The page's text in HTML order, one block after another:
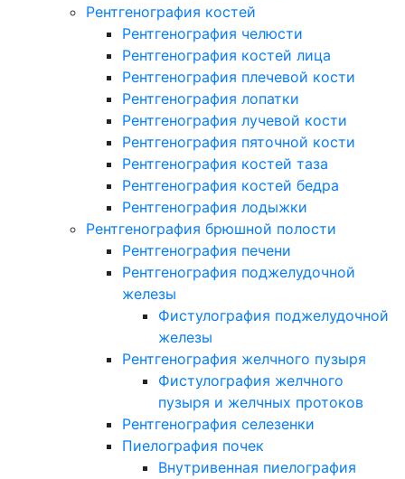
Рентгенография костей
Рентгенография челюсти
Рентгенография костей лица
Рентгенография плечевой кости
Рентгенография лопатки
Рентгенография лучевой кости
Рентгенография пяточной кости
Рентгенография костей таза
Рентгенография костей бедра
Рентгенография лодыжки
Рентгенография брюшной полости
Рентгенография печени
Рентгенография поджелудочной
железы
Фистулография поджелудочной
железы
Рентгенография желчного пузыря
Фистулография желчного
пузыря и желчных протоков
Рентгенография селезенки
Пиелография почек
Внутривенная пиелография